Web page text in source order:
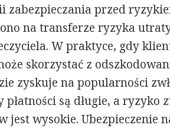
zabezpieczania przed
na transferze ryzyka
W praktyce, gdy
skorzystać z
zyskuje na popularności
są długie, a ryzyko
jest wysokie. Ubezpieczenie